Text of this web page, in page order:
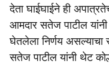
देता घाईघाईने ही
आमदार सतेज पाटील
घेतलेला निर्णय असल्याचा
सतेज पाटील यांनी थेट